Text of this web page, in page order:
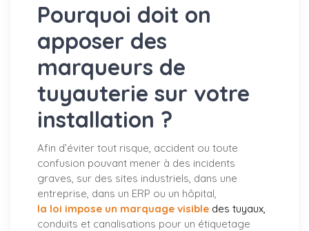
Pourquoi doit on
apposer des
marqueurs de
tuyauterie sur votre
installation ?
Afin d’éviter tout risque, accident ou toute
confusion pouvant mener à des incidents
graves, sur des sites industriels, dans une
entreprise, dans un ERP ou un hôpital,
la loi impose un marquage visible des tuyaux,
conduits et canalisations pour un étiquetage